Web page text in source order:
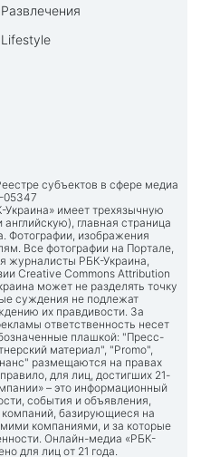
Развлечения
Lifestyle
субъектов в сфере медиа
имеет трехязычную
главная страница
. Фотографии, изображения
Все фотографии на Портале,
журналисты РБК-Украина,
Creative Commons Attribution
может не разделять точку
суждения не подлежат
их правдивости. За
ответственность несет
плашкой: "Пресс-
материал", "Promo",
размещаются на правах
для лиц, достигших 21-
– это информационный
события и объявления,
базирующиеся на
компаниями, и за которые
Онлайн-медиа «РБК-
для лиц от 21 года.